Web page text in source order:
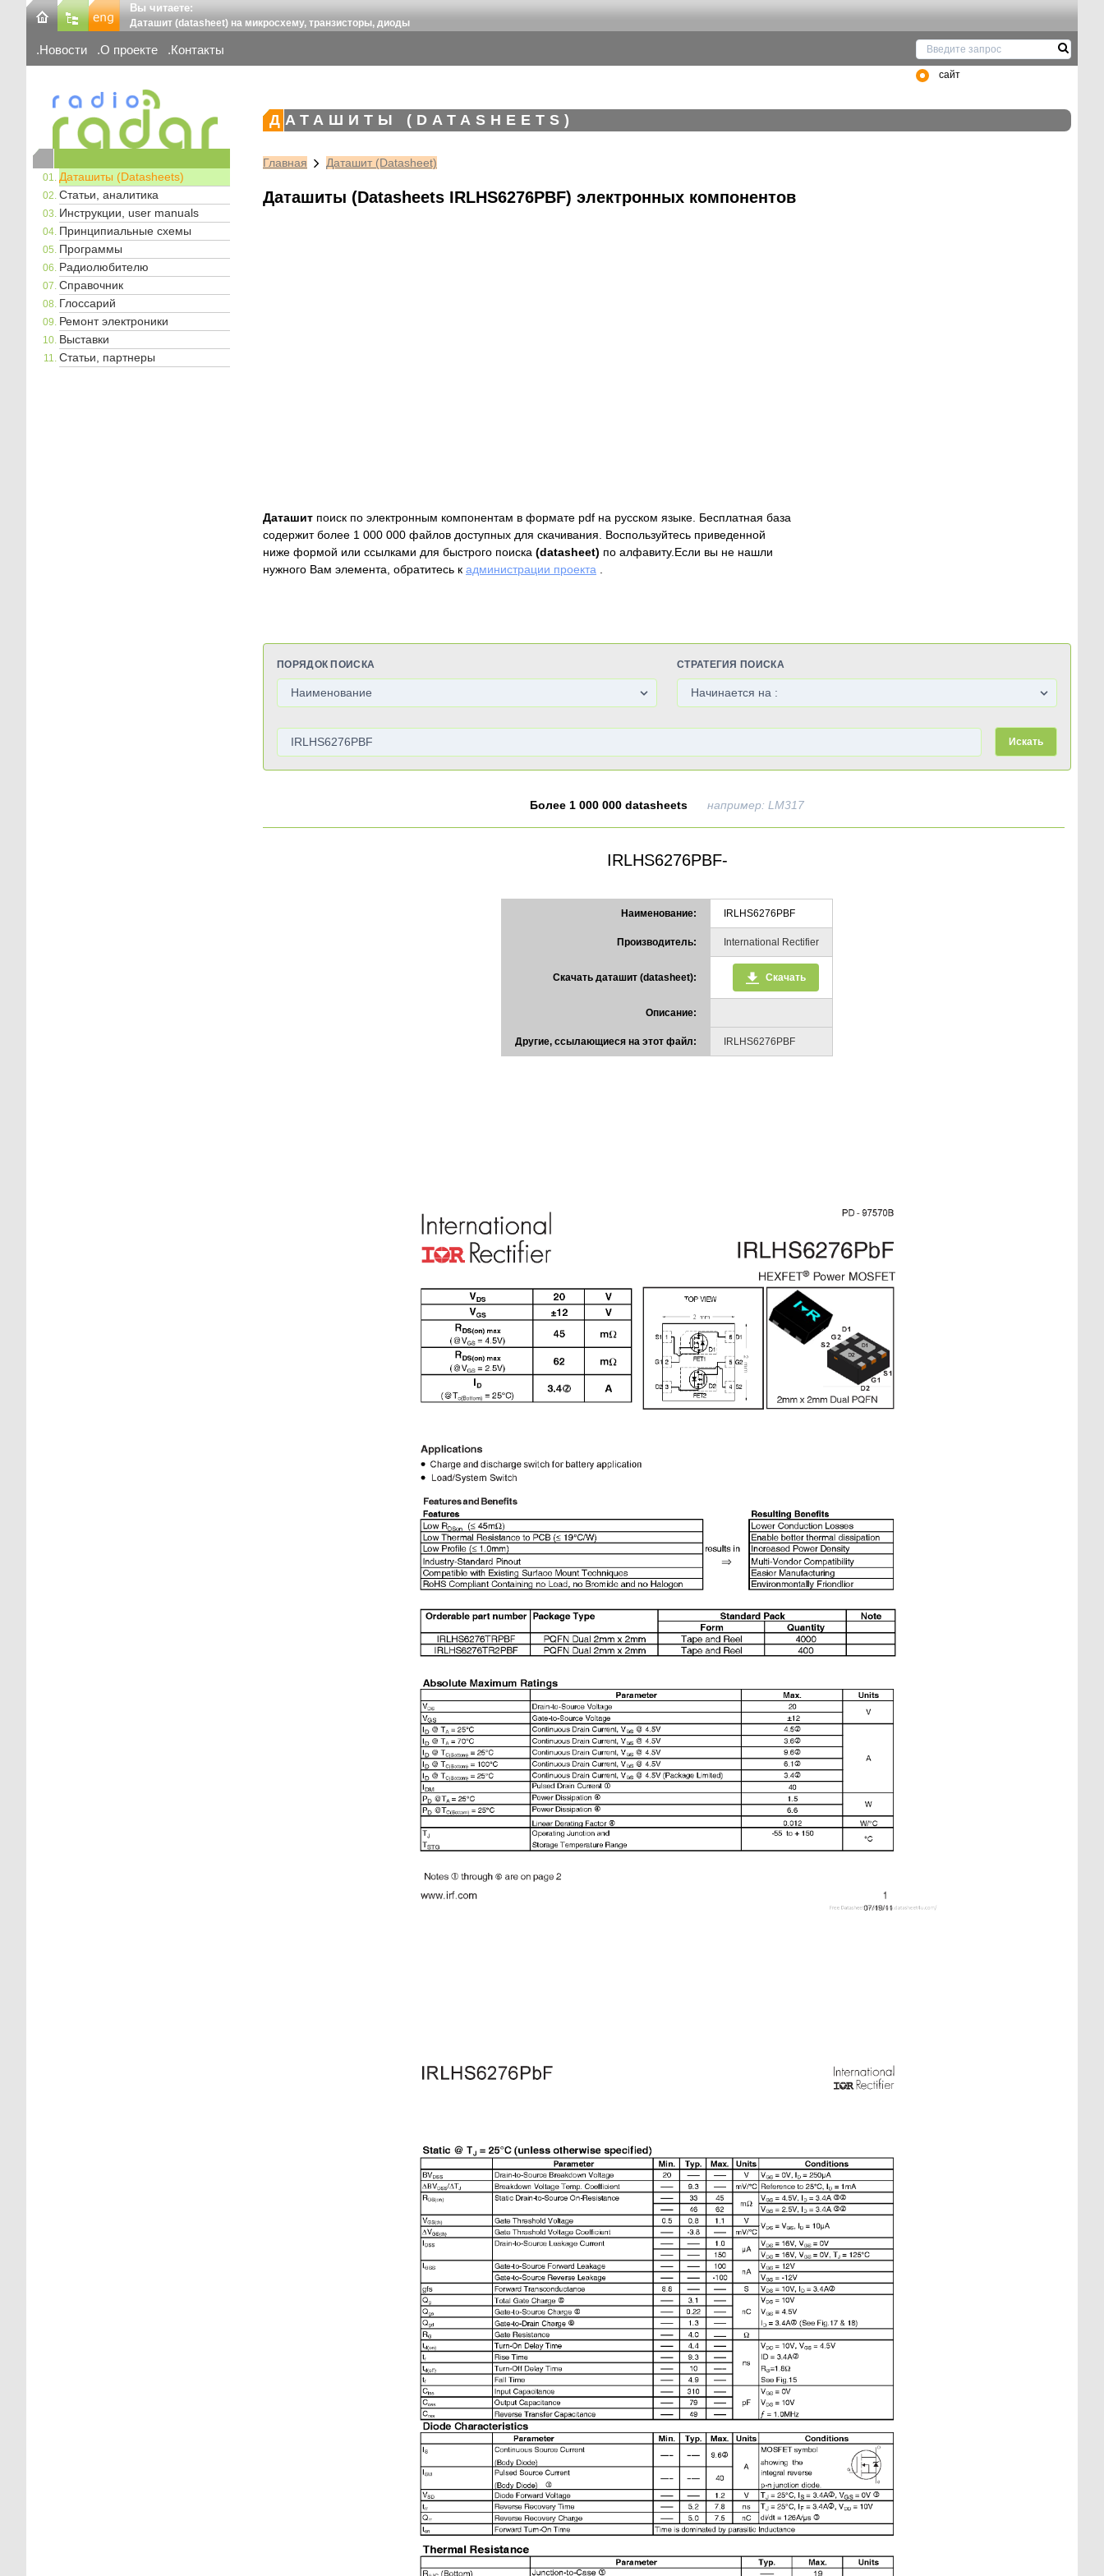
Вы читаете:
Даташит (datasheet) на микросхему, транзисторы, диоды
Новости О проекте Контакты
сайт
Даташиты (Datasheets)
Статьи, аналитика
Инструкции, user manuals
Принципиальные схемы
Программы
Радиолюбителю
Справочник
Глоссарий
Ремонт электроники
Выставки
Статьи, партнеры
ДАТАШИТЫ (DATASHEETS)
Главная Даташит (Datasheet)
Даташиты (Datasheets IRLHS6276PBF) электронных компонентов
Даташит поиск по электронным компонентам в формате pdf на русском языке. Бесплатная база
содержит более 1 000 000 файлов доступных для скачивания. Воспользуйтесь приведенной
ниже формой или ссылками для быстрого поиска (datasheet) по алфавиту.Если вы не нашли
нужного Вам элемента, обратитесь к администрации проекта .
ПОРЯДОК ПОИСКА СТРАТЕГИЯ ПОИСКА
Искать
Более 1 000 000 datasheets например: LM317
IRLHS6276PBF-
Наименование: IRLHS6276PBF
Производитель: International Rectifier
Скачать даташит (datasheet): Скачать
Описание:
Другие, ссылающиеся на этот файл: IRLHS6276PBF